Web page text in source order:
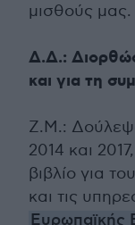
μισθούς μας.
Δ.Δ.:
και για τη
Ζ.Μ.:
2014 και
βιβλίο για
και τις
Ευρωπαϊκής